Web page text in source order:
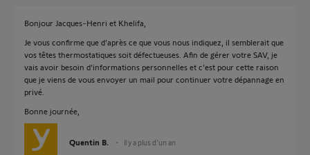
Bonjour Jacques-Henri et Khelifa,
Je vous confirme que d'après ce que vous nous indiquez, il semblerait que
vos têtes thermostatiques soit défectueuses. Afin de gérer votre SAV, je
vais avoir besoin d'informations personnelles et c'est pour cette raison
que je viens de vous envoyer un mail pour continuer votre dépannage en
privé.
Bonne journée,
Quentin B. il y a plus d'un an